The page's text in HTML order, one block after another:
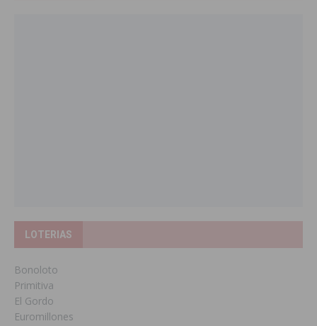
LOTERIAS
Bonoloto
Primitiva
El Gordo
Euromillones